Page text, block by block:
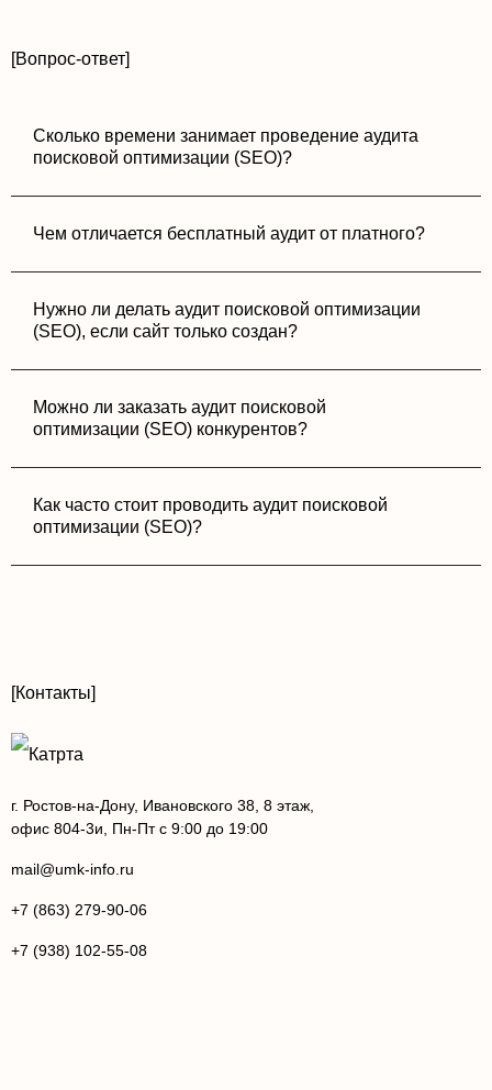
[Вопрос-ответ]
Сколько времени занимает проведение аудита
поисковой оптимизации (SEO)?
Чем отличается бесплатный аудит от платного?
Нужно ли делать аудит поисковой оптимизации
(SEO), если сайт только создан?
Можно ли заказать аудит поисковой
оптимизации (SEO) конкурентов?
Как часто стоит проводить аудит поисковой
оптимизации (SEO)?
[Контакты]
г. Ростов-на-Дону, Ивановского 38, 8 этаж,
офис 804-3и, Пн-Пт с 9:00 до 19:00
mail@umk-info.ru
+7 (863) 279-90-06
+7 (938) 102-55-08